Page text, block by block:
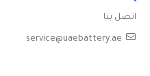
اتصل بنا
service@uaebattery.ae